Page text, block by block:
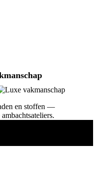
en stoffen —